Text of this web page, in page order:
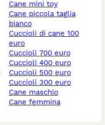
cane mini toy
cane piccola taglia
bianco
cuccioli di cane 100
euro
cuccioli 700 euro
cuccioli 400 euro
cuccioli 500 euro
cuccioli 300 euro
cane maschio
cane femmina